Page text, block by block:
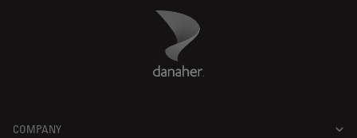
Danaher Logo
COMPANY